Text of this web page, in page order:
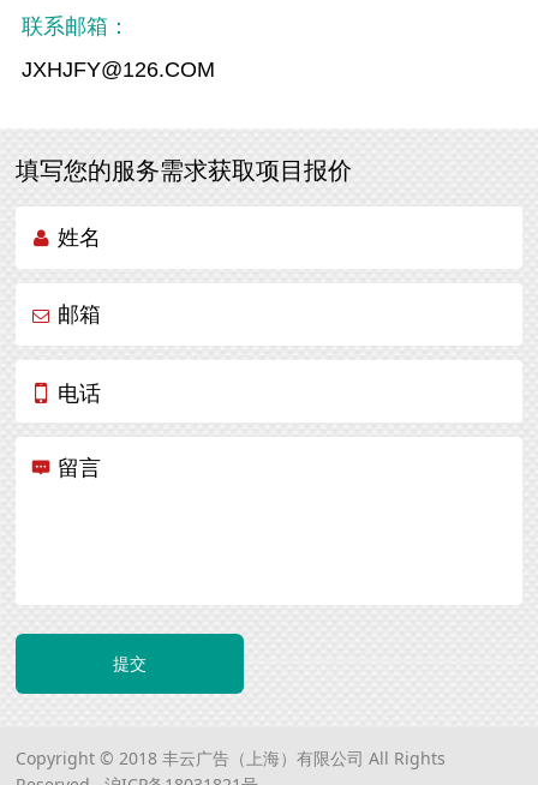
联系邮箱：
JXHJFY@126.COM
填写您的服务需求获取项目报价
姓名
邮箱
电话
留言
提交
Copyright © 2018 丰云广告（上海）有限公司 All Rights